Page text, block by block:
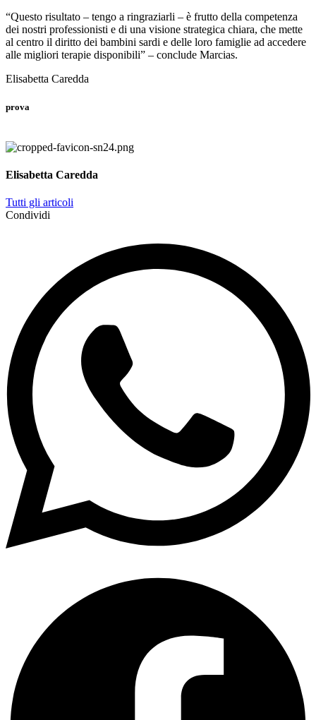
“Questo risultato – tengo a ringraziarli – è frutto della competenza
dei nostri professionisti e di una visione strategica chiara, che mette
al centro il diritto dei bambini sardi e delle loro famiglie ad accedere
alle migliori terapie disponibili” – conclude Marcias.
Elisabetta Caredda
prova
Elisabetta Caredda
Tutti gli articoli
Condividi